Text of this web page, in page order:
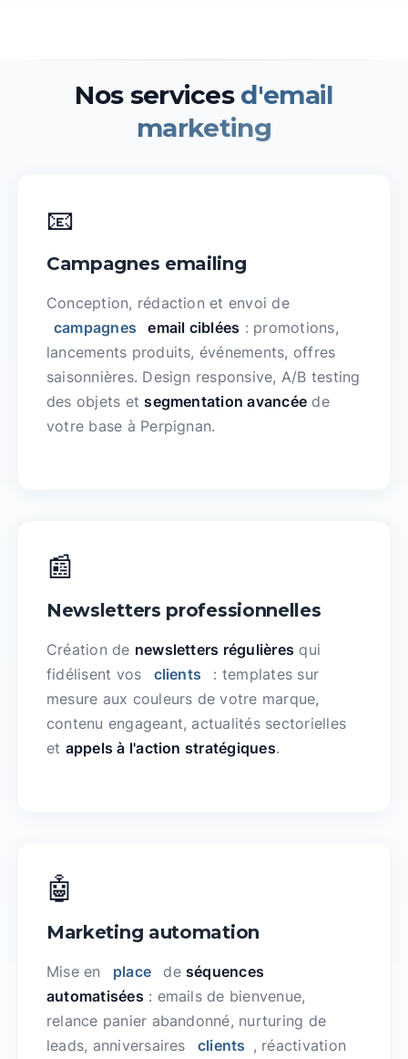
Nos services d'email
marketing
📧
Campagnes emailing
Conception, rédaction et envoi de
campagnes
email ciblées : promotions,
lancements produits, événements, offres
saisonnières. Design responsive, A/B testing
des objets etsegmentation avancée de
votre base à Perpignan.
📰
Newsletters professionnelles
Création de newsletters régulières qui
fidélisent vos
clients
: templates sur
mesure aux couleurs de votre marque,
contenu engageant, actualités sectorielles
et appels à l'action stratégiques.
🤖
Marketing automation
Mise en place de séquences
automatisées : emails de bienvenue,
relance panier abandonné, nurturing de
leads, anniversaires
clients , réactivation